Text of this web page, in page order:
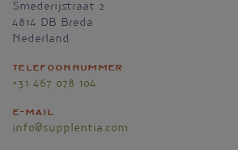
Smederijstraat 2
4814 DB Breda
Nederland
Telefoonnummer
+31 467 078 104
E-mail
info@supplentia.com